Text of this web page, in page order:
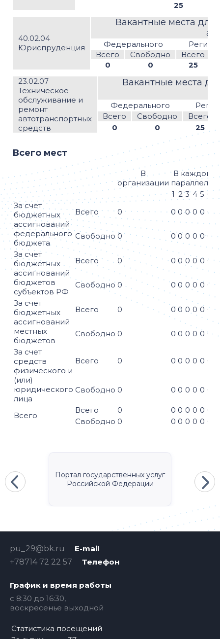
25
40.02.04
Юриспруденция
Вакантные места для
Федерального
Всего
Свободно Всего
0
0
25
23.02.07
Техническое
обслуживание и
ремонт
автотранспортных
средств
Вакантные места
Федерального
Всего
Свободно
Всего
0
0 25
Всего мест
В
организации
В каждой
параллели
1 2 3 4 5 6
За счет
бюджетных
ассигнований
федерального
бюджета
Всего 0 0 0 0 0 0 0
Свободно 0 0 0 0 0 0
0
За счет
бюджетных
ассигнований
бюджетов
субъектов РФ
Всего 0 0 0 0 0 0 0
Свободно 0 0 0 0 0 0 0
За счет
бюджетных
ассигнований
местных
бюджетов
Всего 0 0 0 0 0 0 0
Свободно 0 0 0 0 0 0 0
За счет
средств
физического и
(или)
юридического
лица
Всего 0 0 0 0 0 0
Свободно 0 0 0 0 0 0
Всего
Всего 0 0 0 0 0 0
Свободно 0 0 0 0 0 0
Портал государственных услуг
Российской Федерации
E-mail
pu_29@bk.ru
Телефон
+78714 72 22 57
График и время работы
c 8:30 до 16:30,
воскресенье выходной
Статистика посещений